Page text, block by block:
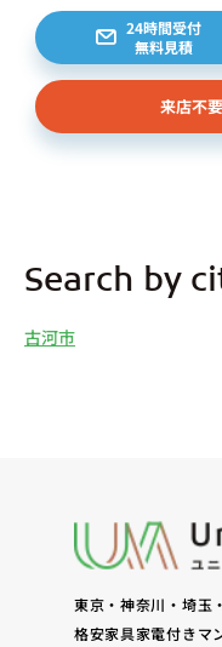
約等のお問合せを
ターネット上の不
依頼者、 公開情報
様（以下総称して
人情報を取得しま
下記（1）～（13）
のためのアンケー
る情報・サービス
電子メールまたは
産物件の紹介・賃貸
結、履行および契約
24時間受付
無料見積
来店不
Search by
古河市
東京・神奈川・埼玉
格安家具家電付きマ